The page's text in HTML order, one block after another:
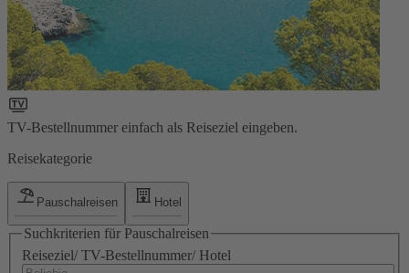
TV-Bestellnummer einfach als Reiseziel eingeben.
Reisekategorie
Pauschalreisen Hotel
Suchkriterien für Pauschalreisen
Reiseziel/ TV-Bestellnummer/ Hotel